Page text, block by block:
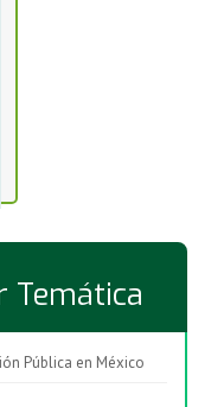
Temática
Pública en México